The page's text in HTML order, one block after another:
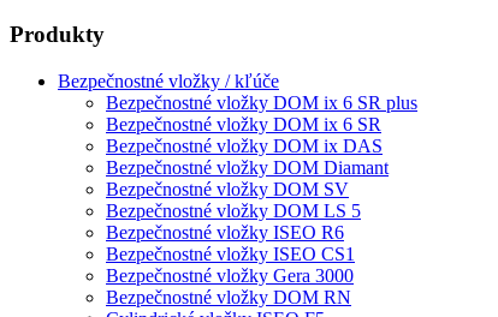
Produkty
Bezpečnostné vložky / kľúče
Bezpečnostné vložky DOM ix 6 SR plus
Bezpečnostné vložky DOM ix 6 SR
Bezpečnostné vložky DOM ix DAS
Bezpečnostné vložky DOM Diamant
Bezpečnostné vložky DOM SV
Bezpečnostné vložky DOM LS 5
Bezpečnostné vložky ISEO R6
Bezpečnostné vložky ISEO CS1
Bezpečnostné vložky Gera 3000
Bezpečnostné vložky DOM RN